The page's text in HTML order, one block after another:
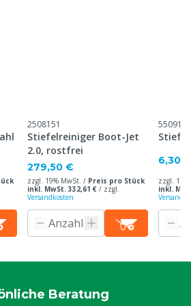
2508151
Stiefelreiniger Boot-Jet
2.0, rostfrei
279,50 €
zzgl. 19% MwSt. / Preis pro Stück
inkl. MwSt. 332,61 € / zzgl.
Versandkosten
5509145
6,30 €
zzgl.
inkl.
Beratung